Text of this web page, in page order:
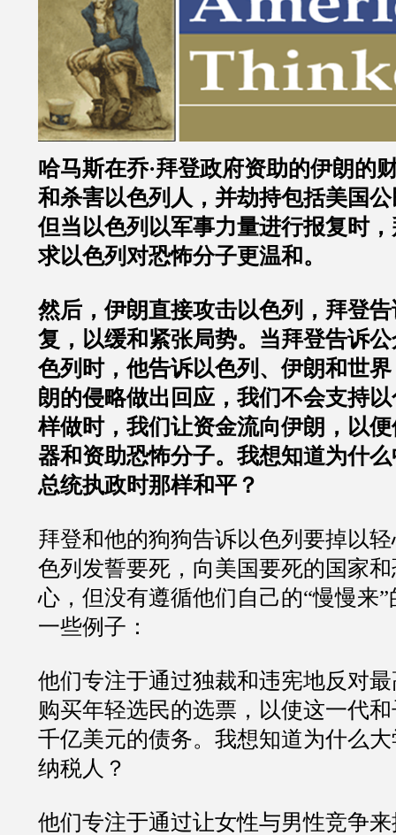
哈马斯在乔·拜登政府资助的伊朗的
和杀害以色列人，并劫持包括美国
但当以色列以军事力量进行报复时
求以色列对恐怖分子更温和。
然后，伊朗直接攻击以色列，拜登
复，以缓和紧张局势。当拜登告诉
色列时，他告诉以色列、伊朗和世
朗的侵略做出回应，我们不会支持
样做时，我们让资金流向伊朗，以
器和资助恐怖分子。我想知道为什
总统执政时那样和平？
拜登和他的狗狗告诉以色列要掉以
色列发誓要死，向美国要死的国家
心，但没有遵循他们自己的“慢慢来
一些例子：
他们专注于通过独裁和违宪地反对
购买年轻选民的选票，以使这一代
千亿美元的债务。我想知道为什么
纳税人？
他们专注于通过让女性与男性竞争